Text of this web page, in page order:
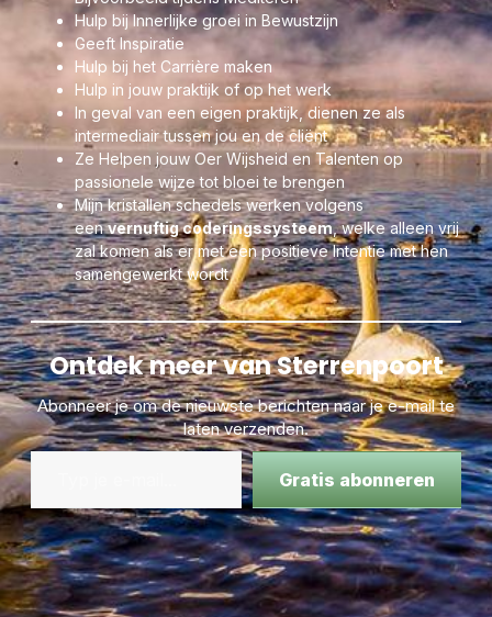
Rode jaspis is de meest dynamische en activerende
jaspis soort!
Zij beschikt over de volgende helende kwaliteiten:
Jaspis werkt aardend en beschermend.
De steen helpt je om doelen waar te maken en ideeën om te
zetten in actie.
Maakt strijdlustig, daadkrachtig, volhardend, vastberaden en
helpt je ergens voor 100% voor gaan.
Jaspis helpt je ook voor jezelf opkomen en geeft moed, maakt
je weerbaar en assertief en vermindert angst voor conflicten.
Het maakt oprecht, eerlijk, hulpvaardig en zorgt voor balans in
lichaam, ziel en geest.
TIPS:
Bestel ook eens een vitaliserende en anti virale LeMUria
Aura ULURU Spray–te koop in 30 of 100 ml
Of de Uluru Rock – Rode Jaspis Healing Essence
Roller met het helende Rode LeMUria Jaspis Bewustzijn
Hulp bij Innerlijke groei in Bewustzijn
Geeft Inspiratie
Hulp bij het Carrière maken
Hulp in jouw praktijk of op het werk
In geval van een eigen praktijk, dienen ze als
intermediair tussen jou en de cliënt
Ze Helpen jouw Oer Wijsheid en Talenten op
passionele wijze tot bloei te brengen
Mijn kristallen schedels werken volgens
eenvernuftig coderingssysteem, welke alleen vrij
zal komen als er met een positieve Intentie met hen
samengewerkt wordt
Ontdek meer van Sterrenpoort
Abonneer je om de nieuwste berichten naar je e-mail te
laten verzenden.
Gratis abonneren